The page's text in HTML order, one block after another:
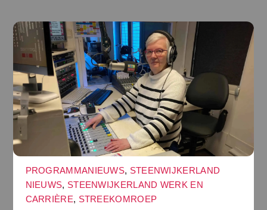
PROGRAMMANIEUWS, STEENWIJKERLAND
NIEUWS, STEENWIJKERLAND WERK EN
CARRIÈRE, STREEKOMROEP